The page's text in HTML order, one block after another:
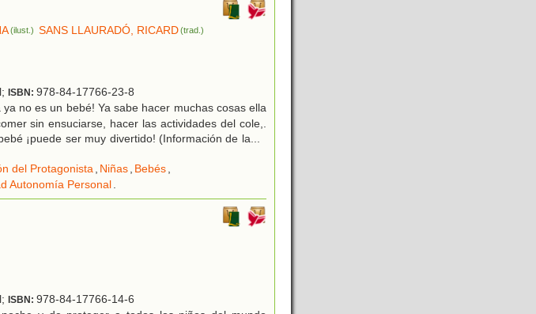
(ilust.) SANS LLAURADÓ, RICARD (trad.)
ISBN: 978-84-17766-23-8
no es un bebé! Ya sabe hacer muchas cosas ella
sin ensuciarse, hacer las actividades del cole,.
¡puede ser muy divertido! (Información de la...
del Protagonista, Niñas, Bebés,
Autonomía Personal.
ISBN: 978-84-17766-14-6